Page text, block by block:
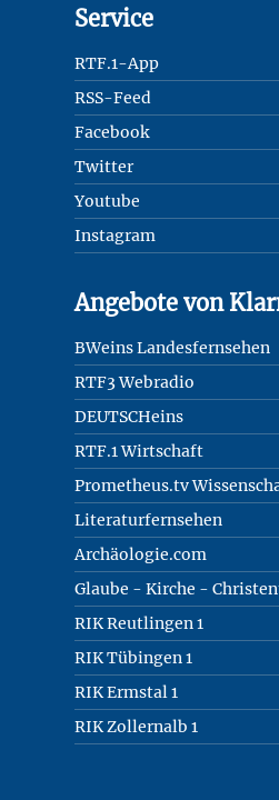
Service
RTF.1-App
RSS-Feed
Facebook
Twitter
Youtube
Instagram
Angebote von
BWeins Landesfernsehen
RTF3 Webradio
DEUTSCHeins
RTF.1 Wirtschaft
Prometheus.tv
Literaturfernsehen
Archäologie.com
Glaube - Kirche -
RIK Reutlingen 1
RIK Tübingen 1
RIK Ermstal 1
RIK Zollernalb 1